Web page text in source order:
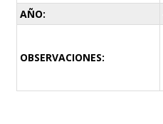
AÑO:
OBSERVACIONES: